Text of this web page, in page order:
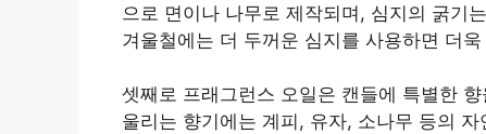
으로 면이나 나무로 제작되며, 심지의 굵기
겨울철에는 더 두꺼운 심지를 사용하면 더
셋째로 프래그런스 오일은 캔들에 특별한
울리는 향기에는 계피, 유자, 소나무 등의